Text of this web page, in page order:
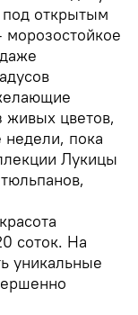
открытым
живых цветов,
недели, пока
Лукицы
соток. На
уникальные